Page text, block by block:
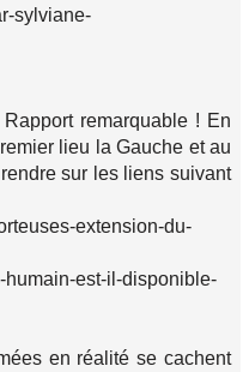
sylviane-
remarquable ! En
lieu la Gauche et au
sur les liens suivant
extension-du-
humain-est-il-disponible-
en réalité se cachent